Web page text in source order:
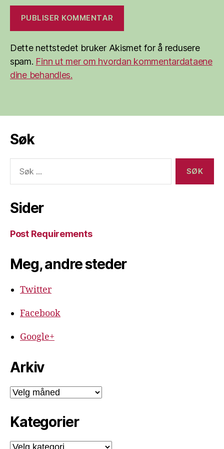
Dette nettstedet bruker Akismet for å redusere
spam. Finn ut mer om hvordan kommentardataene
dine behandles.
Søk
etter:
Sider
Post Requirements
Meg, andre steder
Twitter
Facebook
Google+
Arkiv
Arkiv
Kategorier
Kategorier